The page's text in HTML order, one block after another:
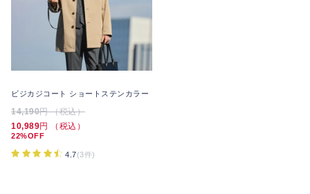
ビジカジコート ショートステンカラー
14,190円 （税込）
10,989円 （税込）
22%OFF
4.7(3件)